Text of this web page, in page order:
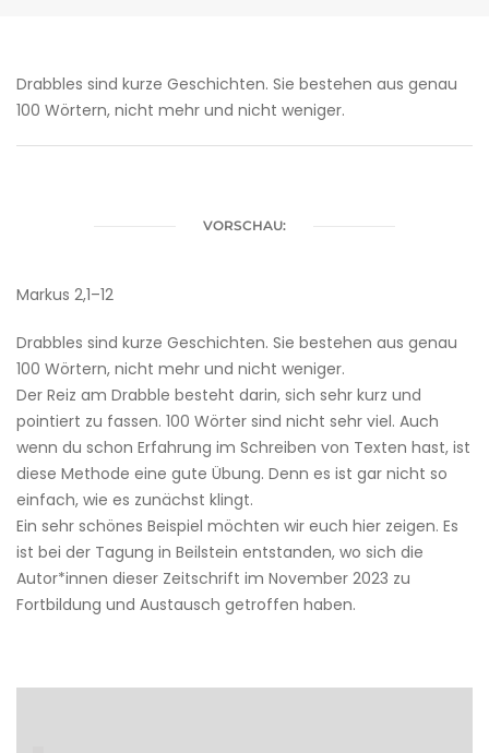
Drabbles sind kurze Geschichten. Sie bestehen aus genau
100 Wörtern, nicht mehr und nicht weniger.
VORSCHAU:
Markus 2,1–12
Drabbles sind kurze Geschichten. Sie bestehen aus genau
100 Wörtern, nicht mehr und nicht weniger.
Der Reiz am Drabble besteht darin, sich sehr kurz und
pointiert zu fassen. 100 Wörter sind nicht sehr viel. Auch
wenn du schon Erfahrung im Schreiben von Texten hast, ist
diese Methode eine gute Übung. Denn es ist gar nicht so
einfach, wie es zunächst klingt.
Ein sehr schönes Beispiel möchten wir euch hier zeigen. Es
ist bei der Tagung in Beilstein entstanden, wo sich die
Autor*innen dieser Zeitschrift im November 2023 zu
Fortbildung und Austausch getroffen haben.